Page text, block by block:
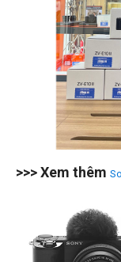
>>> Xem thêm